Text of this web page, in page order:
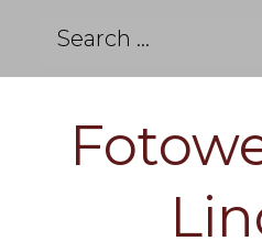
content
Search